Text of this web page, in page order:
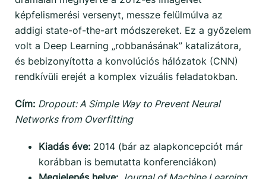
képfelismerési versenyt, messze felülmúlva az
addigi state-of-the-art módszereket. Ez a győzelem
volt a Deep Learning „robbanásának” katalizátora,
és bebizonyította a konvolúciós hálózatok (CNN)
rendkívüli erejét a komplex vizuális feladatokban.
Cím: Dropout: A Simple Way to Prevent Neural
Networks from Overfitting
Kiadás éve: 2014 (bár az alapkoncepciót már
korábban is bemutatta konferenciákon)